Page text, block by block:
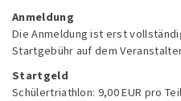
Anmeldung
Die Anmeldung ist erst
Startgebühr auf dem
Startgeld
Schülertriathlon: 9,00 EUR pro